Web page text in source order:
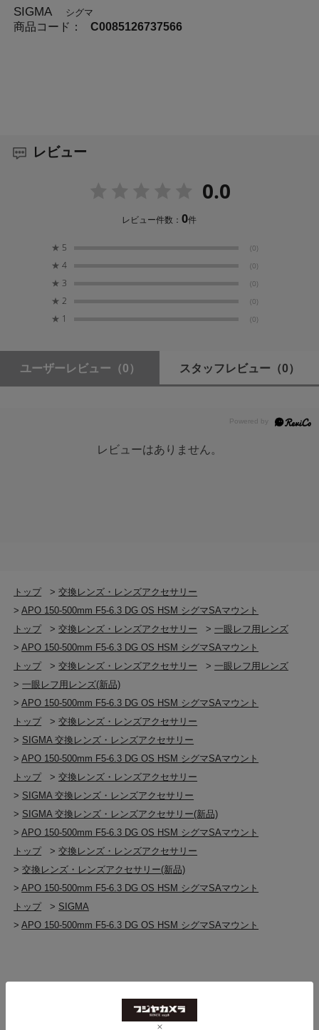
SIGMA シグマ
商品コード： C0085126737566
レビュー
0.0
レビュー件数：0件
★ 5 (0)
★ 4 (0)
★ 3 (0)
★ 2 (0)
★ 1 (0)
ユーザーレビュー （0） スタッフレビュー （0）
レビューはありません。
トップ >交換レンズ・レンズアクセサリー
>APO 150-500mm F5-6.3 DG OS HSM シグマSAマウント
トップ
>交換レンズ・レンズアクセサリー >一眼レフ用レンズ
>APO 150-500mm F5-6.3 DG OS HSM シグマSAマウント
トップ
>交換レンズ・レンズアクセサリー >一眼レフ用レンズ
>一眼レフ用レンズ(新品)
>APO 150-500mm F5-6.3 DG OS HSM シグマSAマウント
トップ
>交換レンズ・レンズアクセサリー
> SIGMA 交換レンズ・レンズアクセサリー
>APO 150-500mm F5-6.3 DG OS HSM シグマSAマウント
トップ
>交換レンズ・レンズアクセサリー
> SIGMA 交換レンズ・レンズアクセサリー
> SIGMA 交換レンズ・レンズアクセサリー(新品)
>APO 150-500mm F5-6.3 DG OS HSM シグマSAマウント
トップ
>交換レンズ・レンズアクセサリー
>交換レンズ・レンズアクセサリー(新品)
>APO 150-500mm F5-6.3 DG OS HSM シグマSAマウント
トップ
> SIGMA
>APO 150-500mm F5-6.3 DG OS HSM シグマSAマウント